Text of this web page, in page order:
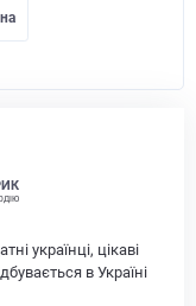
українці, цікаві
в Україні